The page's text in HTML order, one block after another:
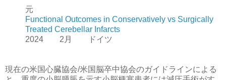
元
Functional Outcomes in Conservatively vs Surgically
Treated Cerebellar Infarcts
2024 2月 ドイツ
現在の米国心臓協会/米国脳卒中協会のガイドラインによる